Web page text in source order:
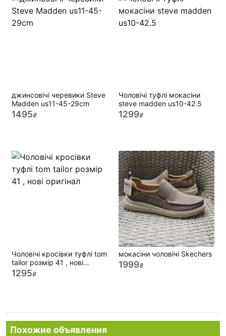
джинсовічі черевики Steve
Madden us11-45-29cm
1495₴
Чоловічі туфлі мокасіни
steve madden us10-42.5
1299₴
Чоловічі кросівки туфлі tom
tailor розмір 41 , нові
оригінал
1295₴
мокасіни чоловічі Skechers
1999₴
Похожие объявления